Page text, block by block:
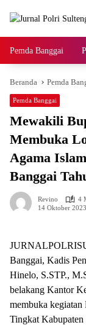
Pemda Banggai
Beranda Pemda
Pemda Banggai
Mewakili
Membuka
Agama
Banggai
Revino
4
14 Oktober 2023
Banggai, Kadis
Hinelo, S.STP.,
belakang Kantor
membuka
Tingkat